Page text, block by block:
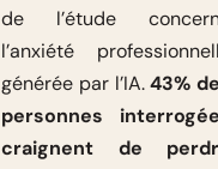
de l’étude
l’anxiété
générée par l’IA.43%
personnes
craignent de